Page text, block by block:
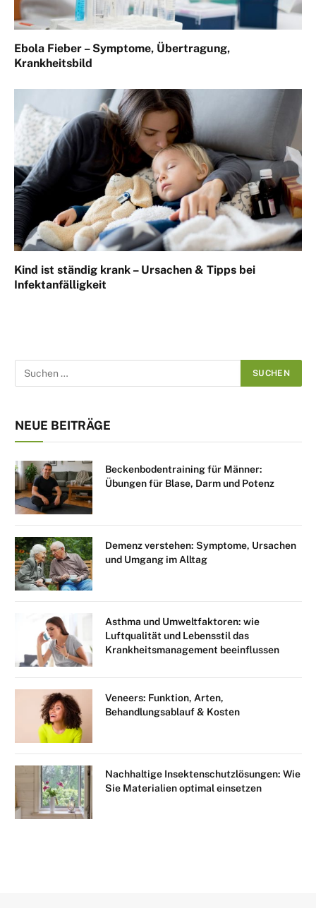
Ebola Fieber – Symptome, Übertragung,
Krankheitsbild
Kind ist ständig krank – Ursachen & Tipps bei
Infektanfälligkeit
NEUE BEITRÄGE
Beckenbodentraining für Männer:
Übungen für Blase, Darm und Potenz
Demenz verstehen: Symptome, Ursachen
und Umgang im Alltag
Asthma und Umweltfaktoren: wie
Luftqualität und Lebensstil das
Krankheitsmanagement beeinflussen
Veneers: Funktion, Arten,
Behandlungsablauf & Kosten
Nachhaltige Insektenschutzlösungen: Wie
Sie Materialien optimal einsetzen